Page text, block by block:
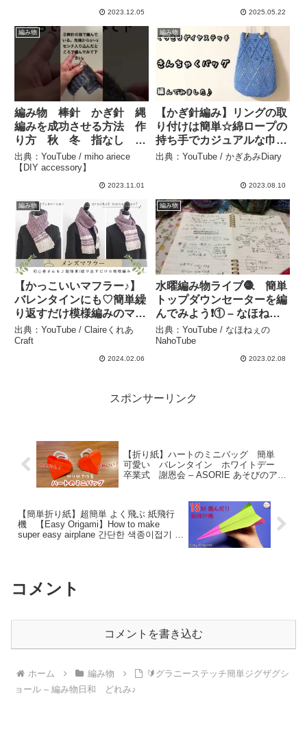
2023.12.05
目・増やし方 – mi knitting
room
2025.05.22
編み物
編み物 棒針 かぎ針 縄
編みを成功させる方法 作
り方 秋 冬 指なし ア
ラン模様 簡単 #shorts
#new #present
accessory】
出典：YouTube / miho ariece
【DIY accessory】
2023.11.01
編み物
【かぎ針編み】リングの取
り付けは簡単☆綿ロープの
持ち手でカジュアルな巾着
ショルダー編んでみました
出典：YouTube / かぎあみDiary
2023.08.10
編み物
【かっこいいマフラー♪】
バレンタインにも♡簡単繰
り返すだけ模様編みのマフ
ラー/かぎ針編み/crochet
scarf – Claireくれあ Craft
出典：YouTube / Claireくれあ
Craft
2024.02.06
編み物
水曜編み物ライブ🧶 簡単
トップダウンセーターを編
んでみよう❗️① – なほねぇ
の NahoTube
出典：YouTube / なほねぇの
NahoTube
2023.02.08
スポンサーリンク
【折り紙】ハートのミニバッグ 簡単
可愛い バレンタイン ホワイトデー
卒業式 謝恩会 – ASORIE あそびのアト
【簡単折り紙】超簡単 よく飛ぶ 紙飛行
機 【Easy Origami】How to make
super easy airplane 간단한 색종이접기 비
コメント
コメントを書き込む
ホーム 編み物
🔰グラニーステッチ簡単ジグザグシ
ョール – 編み物日和 どれみ♪